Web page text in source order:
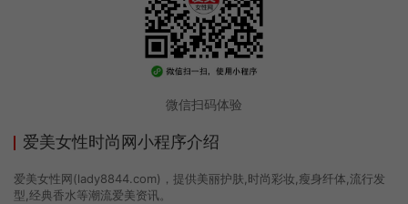
微信扫码体验
爱美女性时尚网小程序介绍
爱美女性网(lady8844.com)，提供美丽护肤,时尚彩妆,瘦身纤体,流行发
型,经典香水等潮流爱美资讯。